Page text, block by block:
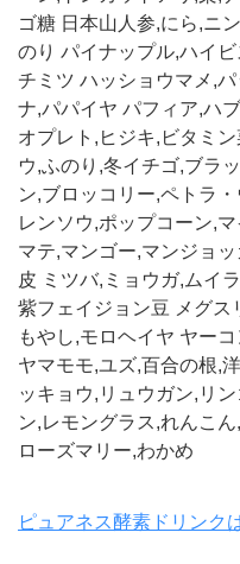
ゴ糖 日本山人参,にら,ニ
のり パイナップル,ハイ
チミツ ハッショウマメ,
ナ,パパイヤ パフィア,ハ
オプレト,ヒジキ,ビタミ
ウ,ふのり,冬イチゴ,ブラ
ン,ブロッコリー,ペトラ
レンソウ,ポップコーン,
マテ,マンゴー,マンジョ
皮 ミツバ,ミョウガ,ムイ
紫フェイジョン豆 メグス
もやし,モロヘイヤ ヤー
ヤマモモ,ユズ,百合の根,
ッキョウ,リュウガン,リ
ン,レモングラス,れんこ
ローズマリー,わかめ
ピュアネス酵素ドリンク